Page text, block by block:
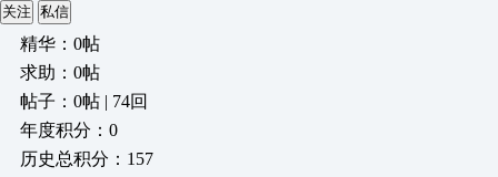
关注 私信
精华：0帖
求助：0帖
帖子：0帖 | 74回
年度积分：0
历史总积分：157